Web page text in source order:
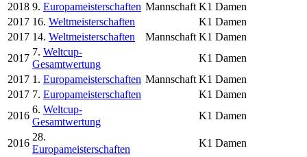
2018 9. Europameisterschaften Mannschaft K1 Damen
2017 16. Weltmeisterschaften
K1 Damen
2017 14. Weltmeisterschaften Mannschaft K1 Damen
2017
7. Weltcup-
Gesamtwertung
K1 Damen
2017 1. Europameisterschaften Mannschaft K1 Damen
2017 7. Europameisterschaften
K1 Damen
2016
6. Weltcup-
Gesamtwertung
K1 Damen
2016
28.
Europameisterschaften
K1 Damen